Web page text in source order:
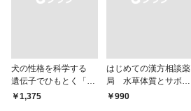
犬の性格を科学する
遺伝子でひもとく「最
良の友」の進化
￥1,375
はじめての漢方相談薬
局 水草体質とサボテ
ン体質
￥990